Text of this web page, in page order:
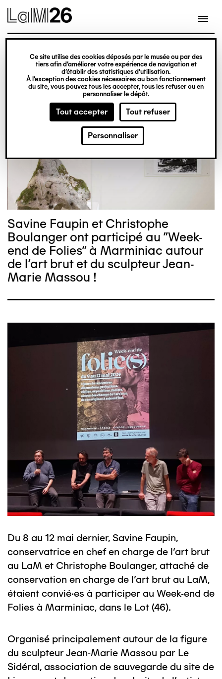
Gestion des cookies
Ce site utilise des cookies déposés par le musée ou par des
tiers afin d’améliorer votre expérience de navigation et
d’établir des statistiques d’utilisation.
À l’exception des cookies nécessaires au bon fonctionnement
du site, vous pouvez tous les accepter, tous les refuser ou en
personnaliser le dépôt.
Tout accepter Tout refuser
Personnaliser
Aller
au
contenu
principal
Week-end autour de Jean-
Marie Massou !
Savine Faupin et Christophe
Boulanger ont participé au "Week-
end de Folies" à Marminiac autour
de l'art brut et du sculpteur Jean-
Marie Massou !
Du 8 au 12 mai dernier, Savine Faupin,
conservatrice en chef en charge de l’art brut
au LaM et Christophe Boulanger, attaché de
conservation en charge de l’art brut au LaM,
étaient convié·es à participer au Week-end de
Folies à Marminiac, dans le Lot (46).
Organisé principalement autour de la figure
du sculpteur Jean-Marie Massou par Le
Sidéral, association de sauvegarde du site de